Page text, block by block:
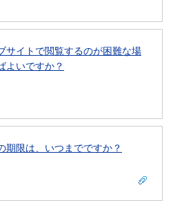
サイトで閲覧するのが困難な場
よいですか？
期限は、いつまでですか？